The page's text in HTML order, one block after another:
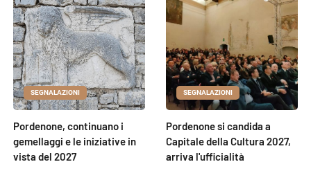
SEGNALAZIONI
Pordenone, continuano i
gemellaggi e le iniziative in
vista del 2027
SEGNALAZIONI
Pordenone si candida a
Capitale della Cultura 2027,
arriva l'ufficialità